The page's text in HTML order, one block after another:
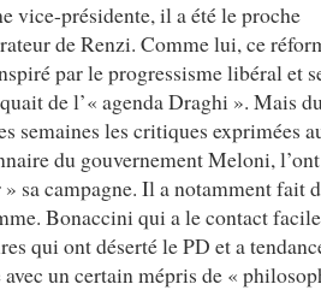
vice-présidente, il a été le proche
de Renzi. Comme lui, ce
par le progressisme libéral et
de l’« agenda Draghi ». Mais
semaines les critiques exprimées
du gouvernement Meloni,
sa campagne. Il a notamment fait
Bonaccini qui a le contact
qui ont déserté le PD et a
un certain mépris de «